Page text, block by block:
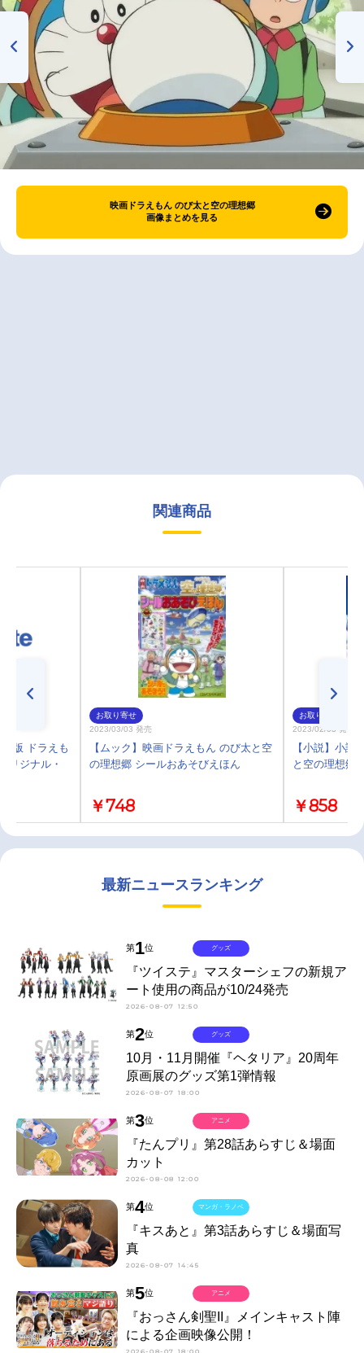
映画ドラえもん のび太と空の理想郷
画像まとめを見る
関連商品
版 ドラえも
リジナル・
お取り寄せ
2023/03/03 発売
【ムック】映画ドラえもん のび太と空
の理想郷 シールおあそびえほん
￥748
お取り寄せ
2023/02/03 発売
【小説】小説
と空の理想郷
￥858
最新ニュースランキング
第1位
『ツイステ』マスターシェフの新規ア
ート使用の商品が10/24発売
2026-08-07 12:50
グッズ
第2位
10月・11月開催『ヘタリア』20周年
原画展のグッズ第1弾情報
2026-08-07 18:00
グッズ
第3位
『たんプリ』第28話あらすじ＆場面
カット
2026-08-08 12:00
アニメ
第4位
『キスあと』第3話あらすじ＆場面写
真
2026-08-07 14:45
マンガ・ラノベ
第5位
『おっさん剣聖II』メインキャスト陣
による企画映像公開！
2026-08-07 18:00
アニメ